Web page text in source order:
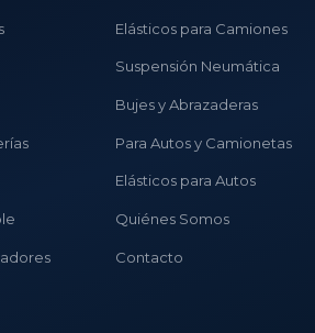
Elásticos para Camiones
Suspensión Neumática
Bujes y Abrazaderas
Para Autos y Camionetas
Elásticos para Autos
Quiénes Somos
Contacto